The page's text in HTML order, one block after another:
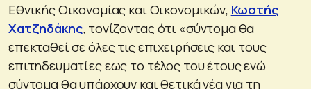
Εθνικής Οικονομίας και Οικονομικών, Κωστής
Χατζηδάκης, τονίζοντας ότι «σύντομα θα
επεκταθεί σε όλες τις επιχειρήσεις και τους
επιτηδευματίες εως το τέλος του έτους ενώ
σύντομα θα υπάρχουν και θετικά νέα για τη